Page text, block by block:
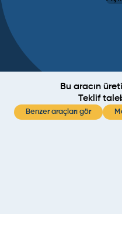
Bu aracın
Teklif
Benzer araçları gör